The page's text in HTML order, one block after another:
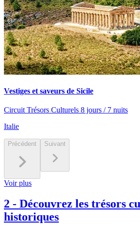
Vestiges et saveurs de Sicile
Circuit Trésors Culturels 8 jours / 7 nuits
Italie
Précédent Suivant
Voir plus
2 - Découvrez les trésors
historiques